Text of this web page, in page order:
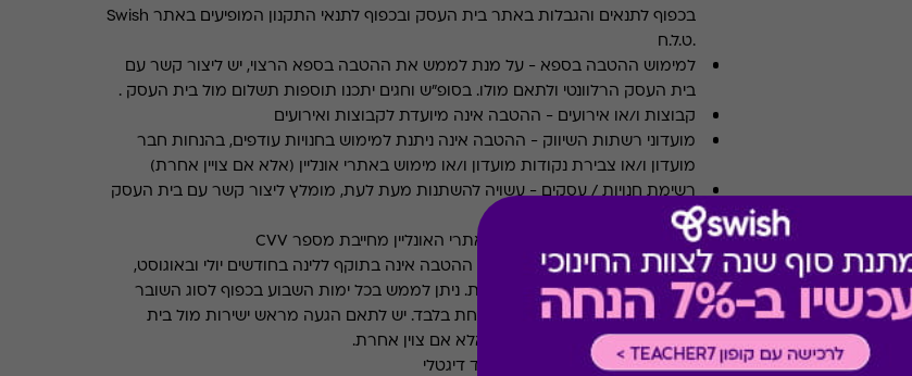
בכפוף לתנאים והגבלות באתר בית העסק ובכפוף לתנאי התקנון המופיעים באתר Swish
.ט.ל.ח
למימוש ההטבה בספא -על מנת לממש את ההטבה בספא הרצוי, יש ליצור קשר עם
בית העסק הרלוונטי ולתאם מולו. בסופ"ש וחגים יתכנו תוספות תשלום מול בית העסק .
קבוצות ו/או אירועים - ההטבה אינה מיועדת לקבוצות ואירועים
מועדוני רשתות השיווק - ההטבה אינה ניתנת למימוש בחנויות עודפים, בהנחות חבר
מועדון ו/או צבירת נקודות מועדון ו/או מימוש באתרי אונליין (אלא אם צויין אחרת)
רשימת חנויות / עסקים -עשויה להשתנות מעת לעת, מומלץ ליצור קשר עם בית העסק
טרם ההגעה אליו.
רכישה אונליין
רכישה בחלק מאתרי האונליין מחייבת מספר CVV
מימוש בצימרים ביולי ובאוגוסט
ההטבה אינה בתוקף ללינה בחודשים יולי ובאוגוסט,
חגים ומועדים, אלא אם צוין אחרת. ניתן לממש בכל ימות השבוע בכפוף לסוג השובר
ותנאיו. ניתן לממש הטבה פעם אחת בלבד. יש לתאם הגעה מראש ישירות מול בית
העסק. ארוחת בוקר לא כלולה אלא אם צוין אחרת.
המוצר קיים ככרטיס מגנטי או קוד דיגטלי